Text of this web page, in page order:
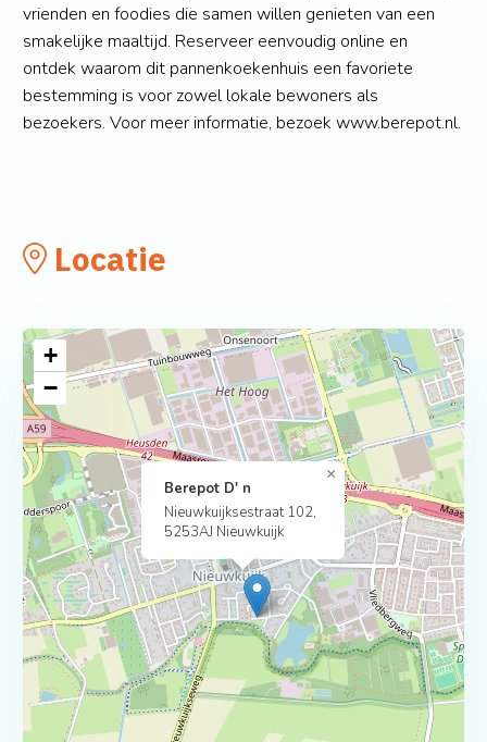
vrienden en foodies die samen willen genieten van een
smakelijke maaltijd. Reserveer eenvoudig online en
ontdek waarom dit pannenkoekenhuis een favoriete
bestemming is voor zowel lokale bewoners als
bezoekers. Voor meer informatie, bezoek www.berepot.nl.
Locatie
Berepot D' n
Nieuwkuijksestraat 102,
5253AJ Nieuwkuijk
×
+
−